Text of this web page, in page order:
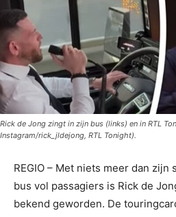
Rick de Jong zingt in zijn bus (links) en in RTL
Instagram/rick_jldejong, RTL Tonight).
REGIO – Met niets meer dan zijn
bus vol passagiers is Rick de
bekend geworden. De